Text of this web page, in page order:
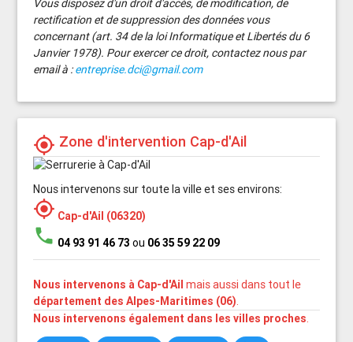
rectification et de suppression des données vous
concernant (art. 34 de la loi Informatique et Libertés du 6
Janvier 1978). Pour exercer ce droit, contactez nous par
email à :entreprise.dci@gmail.com
my_location Zone d'intervention Cap-d'Ail
Nous intervenons sur toute la ville et ses environs:
my_location Cap-d'Ail (06320)
phone 04 93 91 46 73 ou 06 35 59 22 09
Nous intervenons à Cap-d'Ail mais aussi dans tout le
département des Alpes-Maritimes (06)
Nous intervenons également dans les villes proches